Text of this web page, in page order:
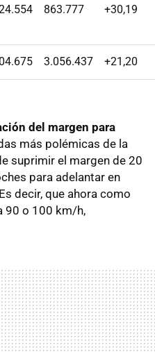
863.777 +30,19
3.056.437 +21,20
del margen para
más polémicas de la
suprimir el margen de 20
para adelantar en
decir, que ahora como
90 o 100 km/h,